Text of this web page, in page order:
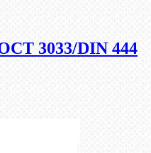
3033/DIN 444